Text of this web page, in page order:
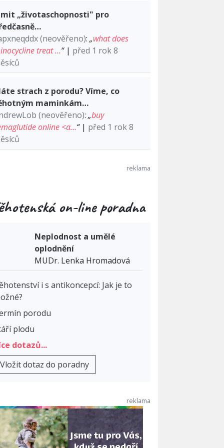
„životaschopnosti" pro
(neověřeno): „what does
treat …“| před 1 rok 8
strach z porodu? Víme, co
maminkám…
(neověřeno): „buy
online <a…“| před 1 rok 8
on-line poradna
Neplodnost a umělé
oplodnění
MUDr. Lenka Hromadová
i s antikoncepcí: Jak je to
porodu
plodu
dotazů...
Vložit dotaz do poradny